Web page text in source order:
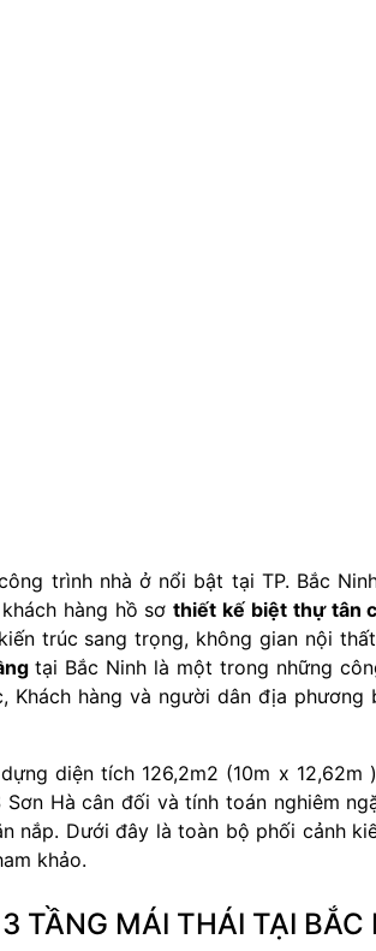
trình nhà ở nổi bật tại TP. Bắc
hàng hồ sơthiết kế biệt thự tân
trúc sang trọng, không gian nội
tại Bắc Ninh là một trong những
Khách hàng và người dân địa phương
diện tích 126,2m2 (10m x 12,62m
Hà cân đối và tính toán nghiêm
nắp. Dưới đây là toàn bộ phối cảnh
khảo.
TẦNG MÁI THÁI TẠI